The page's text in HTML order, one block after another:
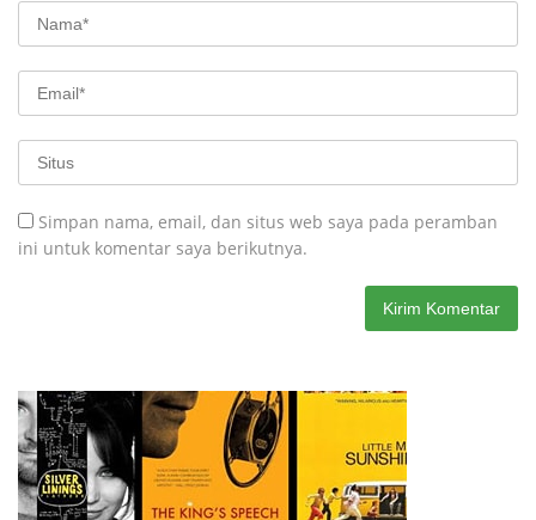
Simpan nama, email, dan situs web saya pada peramban
ini untuk komentar saya berikutnya.